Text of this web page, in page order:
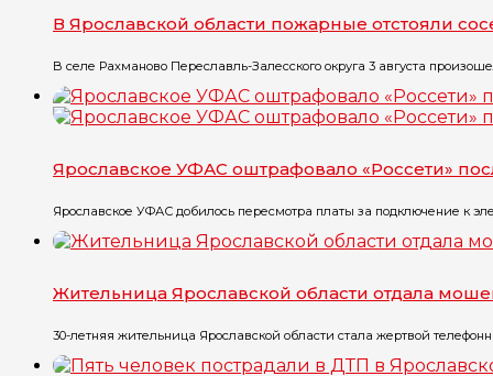
В Ярославской области пожарные отстояли
В селе Рахманово Переславль-Залесского округа 3 августа
Ярославское УФАС оштрафовало «Россети»
Ярославское УФАС добилось пересмотра платы за подключение к
Жительница Ярославской области отдала
30-летняя жительница Ярославской области стала жертвой